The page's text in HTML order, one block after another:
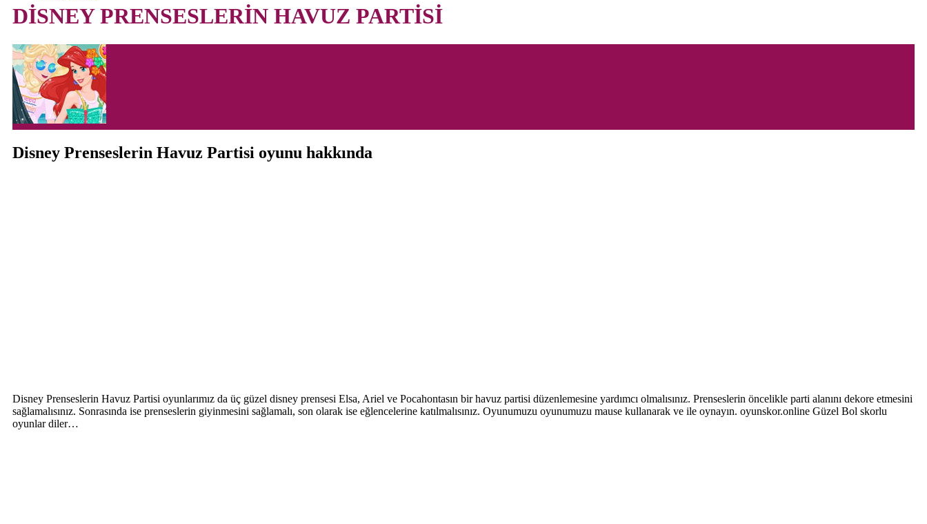
DİSNEY PRENSESLERİN HAVUZ PARTİSİ
Disney Prenseslerin Havuz Partisi oyunu hakkında
Disney Prenseslerin Havuz Partisi oyunlarımız da üç güzel disney prensesi Elsa, Ariel ve Pocahontasın bir havuz partisi düzenlemesine yardımcı olmalısınız. Prenseslerin öncelikle parti alanını dekore etmesini
sağlamalısınız. Sonrasında ise prenseslerin giyinmesini sağlamalı, son olarak ise eğlencelerine katılmalısınız. Oyunumuzu oyunumuzu mause kullanarak ve ile oynayın. oyunskor.online Güzel Bol skorlu
oyunlar diler…